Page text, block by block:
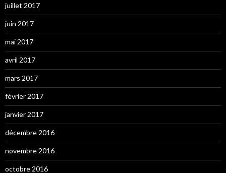
juillet 2017
juin 2017
mai 2017
avril 2017
mars 2017
février 2017
janvier 2017
décembre 2016
novembre 2016
octobre 2016